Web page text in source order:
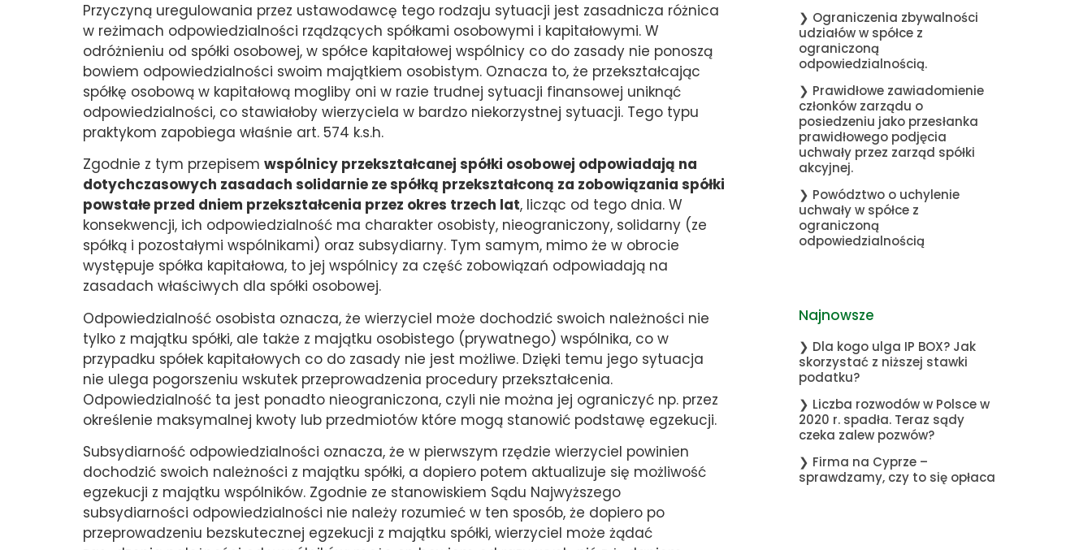
Przyczyną uregulowania przez ustawodawcę tego rodzaju sytuacji jest zasadnicza różnica
w reżimach odpowiedzialności rządzących spółkami osobowymi i kapitałowymi. W
odróżnieniu od spółki osobowej, w spółce kapitałowej wspólnicy co do zasady nie ponoszą
bowiem odpowiedzialności swoim majątkiem osobistym. Oznacza to, że przekształcając
spółkę osobową w kapitałową mogliby oni w razie trudnej sytuacji finansowej uniknąć
odpowiedzialności, co stawiałoby wierzyciela w bardzo niekorzystnej sytuacji. Tego typu
praktykom zapobiega właśnie art. 574 k.s.h.
Zgodnie z tym przepisem wspólnicy przekształcanej spółki osobowej odpowiadają na
dotychczasowych zasadach solidarnie ze spółką przekształconą za zobowiązania spółki
powstałe przed dniem przekształcenia przez okres trzech lat, licząc od tego dnia. W
konsekwencji, ich odpowiedzialność ma charakter osobisty, nieograniczony, solidarny (ze
spółką i pozostałymi wspólnikami) oraz subsydiarny. Tym samym, mimo że w obrocie
występuje spółka kapitałowa, to jej wspólnicy za część zobowiązań odpowiadają na
zasadach właściwych dla spółki osobowej.
Odpowiedzialność osobista oznacza, że wierzyciel może dochodzić swoich należności nie
tylko z majątku spółki, ale także z majątku osobistego (prywatnego) wspólnika, co w
przypadku spółek kapitałowych co do zasady nie jest możliwe. Dzięki temu jego sytuacja
nie ulega pogorszeniu wskutek przeprowadzenia procedury przekształcenia.
Odpowiedzialność ta jest ponadto nieograniczona, czyli nie można jej ograniczyć np. przez
określenie maksymalnej kwoty lub przedmiotów które mogą stanowić podstawę egzekucji.
Subsydiarność odpowiedzialności oznacza, że w pierwszym rzędzie wierzyciel powinien
dochodzić swoich należności z majątku spółki, a dopiero potem aktualizuje się możliwość
egzekucji z majątku wspólników. Zgodnie ze stanowiskiem Sądu Najwyższego
subsydiarności odpowiedzialności nie należy rozumieć w ten sposób, że dopiero po
przeprowadzeniu bezskutecznej egzekucji z majątku spółki, wierzyciel może żądać
❯ Ograniczenia zbywalności
udziałów w spółce z
ograniczoną
odpowiedzialnością.
❯ Prawidłowe zawiadomienie
członków zarządu o
posiedzeniu jako przesłanka
prawidłowego podjęcia
uchwały przez zarząd spółki
akcyjnej.
❯ Powództwo o uchylenie
uchwały w spółce z
ograniczoną
odpowiedzialnością
Najnowsze
❯ Dla kogo ulga IP BOX? Jak
skorzystać z niższej stawki
podatku?
❯ Liczba rozwodów w Polsce w
2020 r. spadła. Teraz sądy
czeka zalew pozwów?
❯ Firma na Cyprze –
sprawdzamy, czy to się opłaca